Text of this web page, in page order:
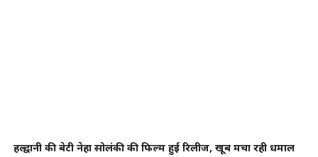
हल्द्वानी की बेटी नेहा सोलंकी की फिल्म हुई रिलीज, खूब मचा रही धमाल